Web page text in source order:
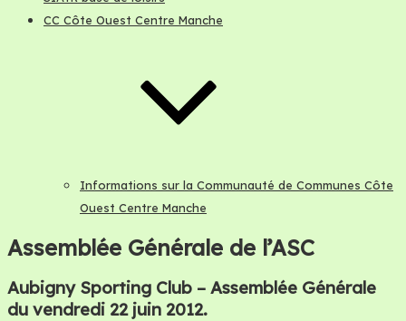
CC Côte Ouest Centre Manche
Informations sur la Communauté de Communes Côte
Ouest Centre Manche
Assemblée Générale de l’ASC
Aubigny Sporting Club – Assemblée Générale
du vendredi 22 juin 2012.